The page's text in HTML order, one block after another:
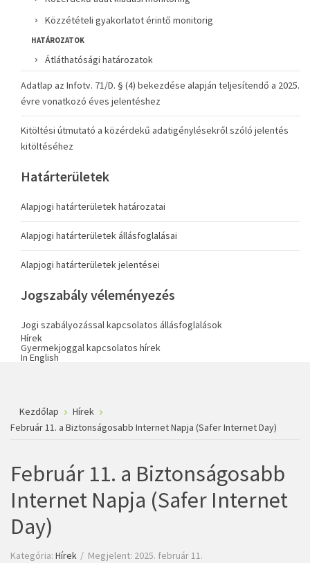
Közzétételi gyakorlatot érintő monitorig
HATÁROZATOK
Átláthatósági határozatok
Adatlap az Infotv. 71/D. § (4) bekezdése alapján teljesítendő a 2025.
évre vonatkozó éves jelentéshez
Kitöltési útmutató a közérdekű adatigénylésekről szóló jelentés
kitöltéséhez
Határterületek
Alapjogi határterületek határozatai
Alapjogi határterületek állásfoglalásai
Alapjogi határterületek jelentései
Jogszabály véleményezés
Jogi szabályozással kapcsolatos állásfoglalások
Hírek
Gyermekjoggal kapcsolatos hírek
In English
Kezdőlap
Hírek
Február 11. a Biztonságosabb Internet Napja (Safer Internet Day)
Február 11. a Biztonságosabb
Internet Napja (Safer Internet
Day)
Kategória: Hírek
Megjelent: 2025. február 11.